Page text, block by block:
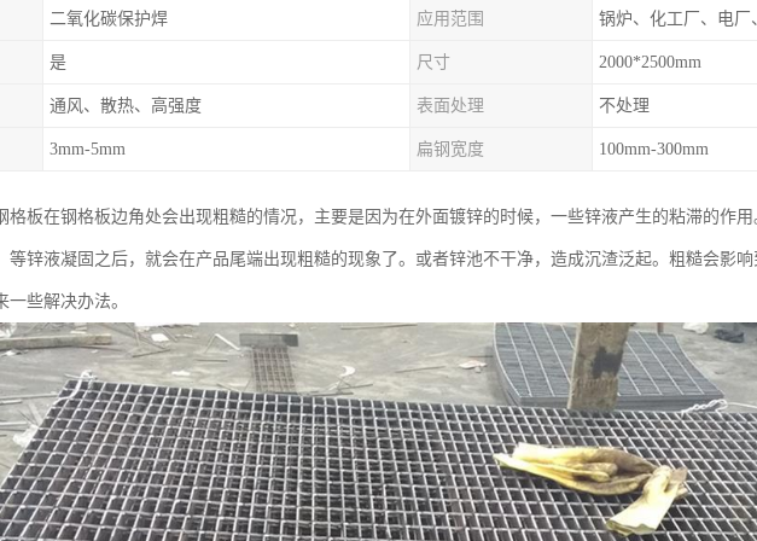
二氧化碳保护焊 应用范围 锅炉、化工厂、电厂
是 尺寸 2000*2500mm
通风、散热、高强度 表面处理 不处理
3mm-5mm 扁钢宽度 100mm-300mm
格板在钢格板边角处会出现粗糙的情况，主要是因为在外面镀锌的时候，一些锌液产生的粘滞的作
等锌液凝固之后，就会在产品尾端出现粗糙的现象了。或者锌池不干净，造成沉渣泛起。粗糙会影
一些解决办法。